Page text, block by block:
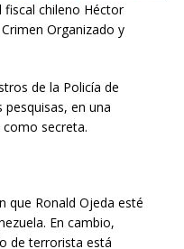
fiscal chileno Héctor
Organizado y
de la Policía de
en una
secreta.
que Ronald Ojeda esté
En cambio,
de terrorista está